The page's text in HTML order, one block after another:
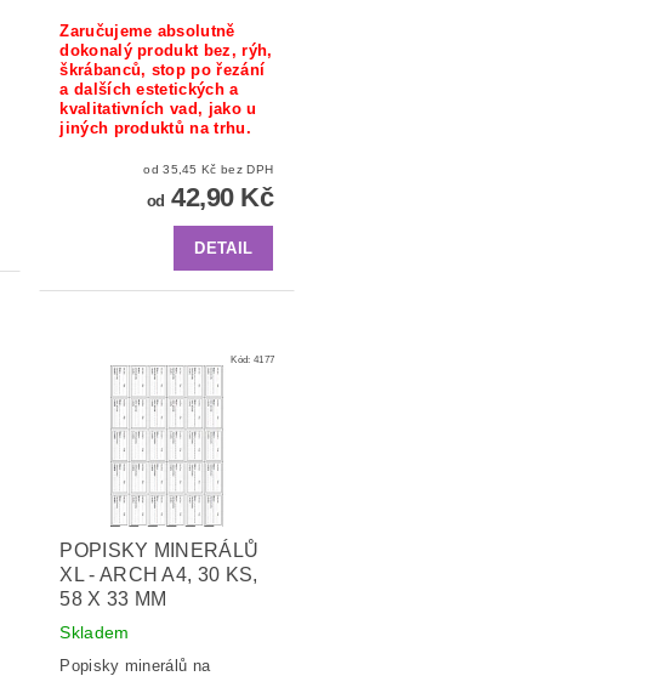
Zaručujeme absolutně
dokonalý produkt bez, rýh,
škrábanců, stop po řezání
a dalších estetických a
kvalitativních vad, jako u
jiných produktů na trhu.
od 35,45 Kč bez DPH
od 42,90 Kč
DETAIL
Kód: 4177
POPISKY MINERÁLŮ
XL - ARCH A4, 30 KS,
58 X 33 MM
Skladem
Popisky minerálů na